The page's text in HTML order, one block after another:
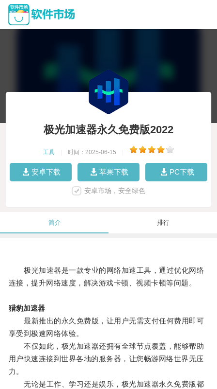
极光加速器永久免费版2022
工具 时间：2025-06-15
安卓下载 苹果下载 PC下载
安卓市场，安全绿色
简介 排行
极光加速器是一款专业的网络加速工具，通过优化网络
连接，提升网络速度，解决游戏卡顿、视频卡顿等问题。
猎豹加速器
最新推出的永久免费版，让用户无需支付任何费用即可
享受到极速网络体验。
不仅如此，极光加速器还拥有全球节点覆盖，能够帮助
用户快速连接到世界各地的服务器，让您畅游网络世界无压
力。
无论是工作、学习还是娱乐，极光加速器永久免费版都